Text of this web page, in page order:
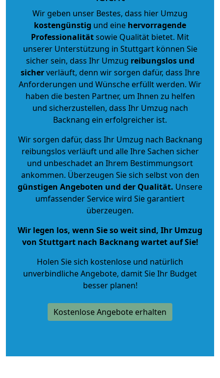
Wir geben unser Bestes, dass hier Umzug
kostengünstig und eine hervorragende
Professionalitätsowie Qualität bietet. Mit
unserer Unterstützung in Stuttgart können Sie
sicher sein, dass Ihr Umzug reibungslos und
sicherverläuft, denn wir sorgen dafür, dass Ihre
Anforderungen und Wünsche erfüllt werden. Wir
haben die besten Partner, um Ihnen zu helfen
und sicherzustellen, dass Ihr Umzug nach
Backnang ein erfolgreicher ist.
Wir sorgen dafür, dass Ihr Umzug nach Backnang
reibungslos verläuft und alle Ihre Sachen sicher
und unbeschadet an Ihrem Bestimmungsort
ankommen. Überzeugen Sie sich selbst von den
günstigen Angeboten und der Qualität. Unsere
umfassender Service wird Sie garantiert
überzeugen.
Wir legen los, wenn Sie so weit sind, Ihr Umzug
von Stuttgart nach Backnang wartet auf Sie!
Holen Sie sich kostenlose und natürlich
unverbindliche Angebote, damit Sie Ihr Budget
besser planen!
Kostenlose Angebote erhalten